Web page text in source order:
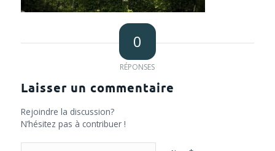
0
RÉPONSES
Laisser un commentaire
Rejoindre la discussion?
N’hésitez pas à contribuer !